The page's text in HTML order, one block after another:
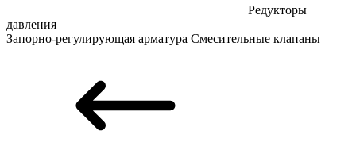
Редукторы
давления
Запорно-регулирующая арматура Смесительные клапаны